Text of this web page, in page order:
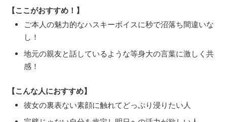
【ここがおすすめ！】
ご本人の魅力的なハスキーボイスに秒で沼落ち間違いな
し！
地元の親友と話しているような等身大の言葉に激しく共
感！
【こんな人におすすめ】
彼女の裏表ない素顔に触れてどっぷり浸りたい人